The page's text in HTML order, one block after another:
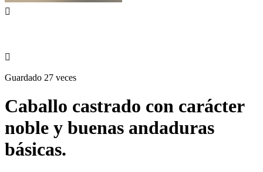


Guardado 27 veces
Caballo castrado con carácter
noble y buenas andaduras
básicas.